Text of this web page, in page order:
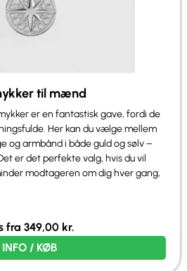
til mænd
er en fantastisk gave, fordi de
Her kan du vælge mellem
og armbånd i både guld og sølv –
er det perfekte valg, hvis du vil
modtageren om dig hver gang,
fra 349,00 kr.
INFO / KØB